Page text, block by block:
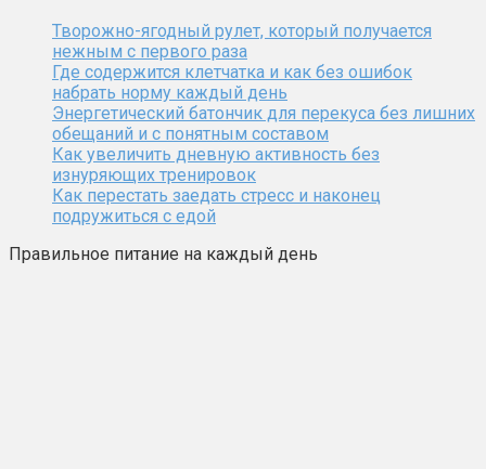
Творожно-ягодный рулет, который получается
нежным с первого раза
Где содержится клетчатка и как без ошибок
набрать норму каждый день
Энергетический батончик для перекуса без лишних
обещаний и с понятным составом
Как увеличить дневную активность без
изнуряющих тренировок
Как перестать заедать стресс и наконец
подружиться с едой
Правильное питание на каждый день